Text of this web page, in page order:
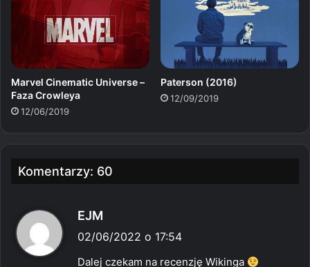
Marvel Cinematic Universe –
Faza Crowleya
12/06/2019
Paterson (2016)
12/09/2019
Komentarzy: 60
EJM
i
02/06/2022 o 17:54
Dalej czekam na recenzję Wikinga